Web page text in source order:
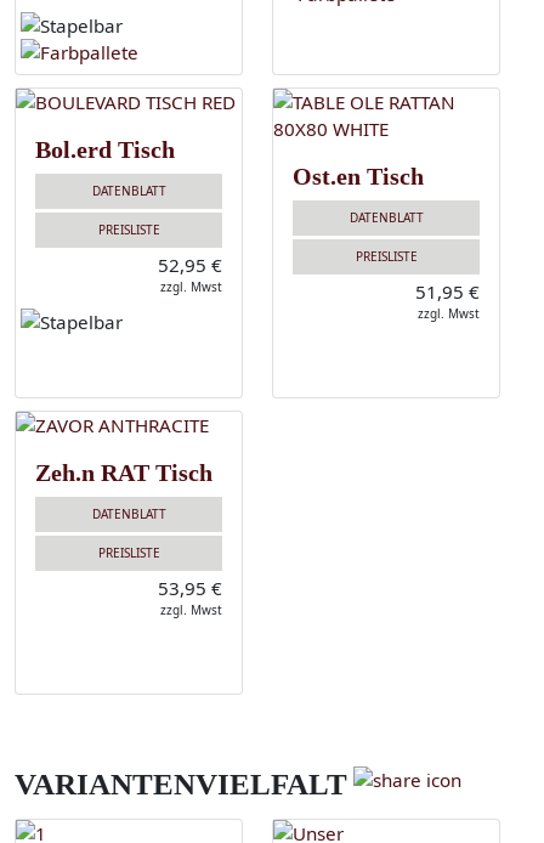
Bol.erd Tisch
DATENBLATT
PREISLISTE
52,95 €
zzgl. Mwst
Ost.en Tisch
DATENBLATT
PREISLISTE
51,95 €
zzgl. Mwst
Zeh.n RAT Tisch
DATENBLATT
PREISLISTE
53,95 €
zzgl. Mwst
VARIANTENVIELFALT